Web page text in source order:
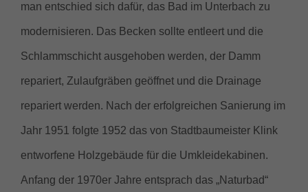
man entschied sich dafür, das Bad im Unterbach zu
modernisieren. Das Becken sollte entleert und die
Schlammschicht ausgehoben werden, der Damm
repariert, Zulaufgräben geöffnet und die Drainage
repariert werden. Nach der erfolgreichen Sanierung im
Jahr 1951 folgte 1952 das von Stadtbaumeister Klink
entworfene Holzgebäude für die Umkleidekabinen.
Anfang der 1970er Jahre entsprach das „Naturbad“